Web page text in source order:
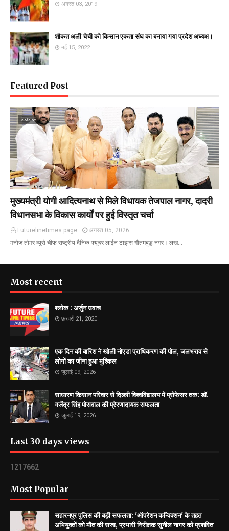
अगस्त 03, 2019
शौकत अली चेची को किसान एकता संघ का बनाया गया प्रदेश अध्यक्ष।
मई 15, 2022
Featured Post
लखनऊ
मुख्यमंत्री योगी आदित्यनाथ से मिले विधायक तेजपाल नागर, दादरी
विधानसभा के विकास कार्यों पर हुई विस्तृत चर्चा
Futurelinetimes.page
अगस्त 05, 2026
मनोज तोमर ब्यूरो चीफ राष्ट्रीय दैनिक फ्यूचर लाईन टाइम्स गौतमबुद्ध नगर। लख…
Most recent
श्लोक : अर्जुन उवाच
फ़रवरी 21, 2020
एक दिन की बारिश ने खोली नोएडा प्राधिकरण की पोल, जलभराव से
लोगों का जीना हुआ मुश्किल
जुलाई 09, 2026
साधारण किसान परिवार से दिल्ली विश्वविद्यालय में प्रोफेसर तक: डॉ.
गजेंद्र सिंह पोसवाल की प्रेरणादायक सफलता
जुलाई 19, 2026
Last 30 days views
1 21 7662
Most Popular
सहारनपुर पुलिस की बड़ी सफलता: 'ऑपरेशन कन्विक्शन' के तहत
अभियुक्तों को मौत की सजा, प्रभारी निरीक्षक सुनील नागर को प्रशस्ति